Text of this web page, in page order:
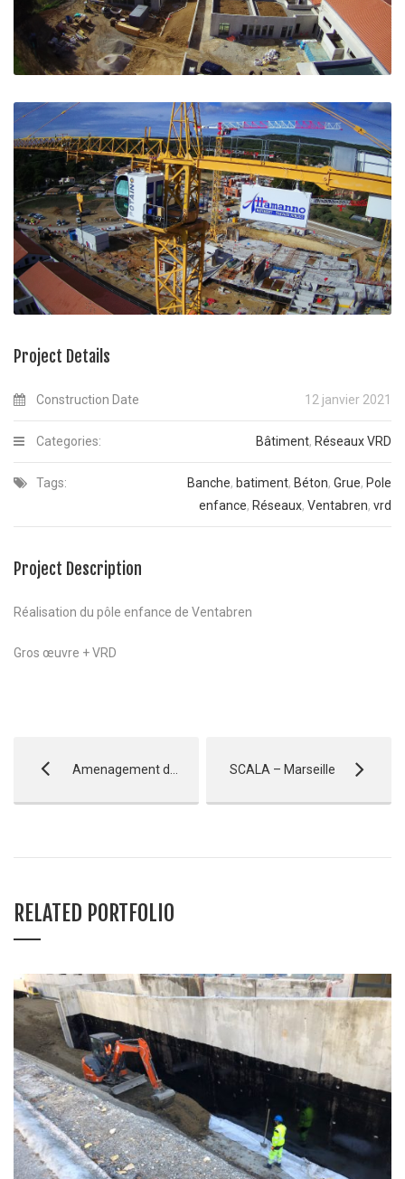
Project Details
Construction Date 12 janvier 2021
Categories: Bâtiment, Réseaux VRD
Tags: Banche, batiment, Béton, Grue, Pole
enfance, Réseaux, Ventabren, vrd
Project Description
Réalisation du pôle enfance de Ventabren
Gros œuvre + VRD
Amenagement domaine skiable – Peynier – Vars SCALA – Marseille
RELATED PORTFOLIO